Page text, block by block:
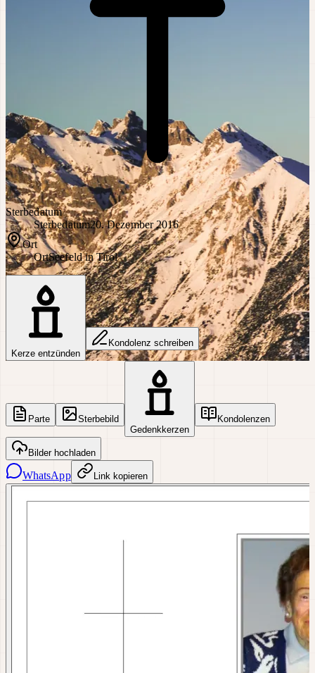
Sterbedatum
Sterbedatum20. Dezember 2016
Ort
OrtSeefeld in Tirol
Kerze entzünden
Kondolenz schreiben
Parte
Sterbebild
Gedenkkerzen
Kondolenzen
Bilder hochladen
WhatsApp Link kopieren